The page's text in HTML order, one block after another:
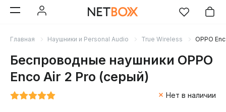
Главная Наушники и Personal Audio True Wireless OPPO
Беспроводные наушники OPPO
Enco Air 2 Pro (серый)
Нет в наличии